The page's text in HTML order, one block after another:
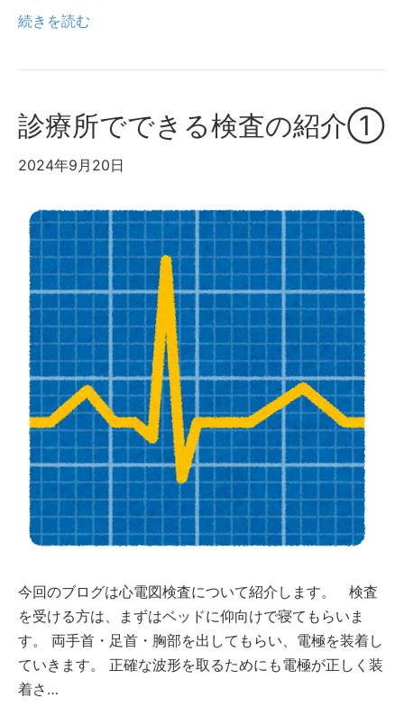
続きを読む
診療所でできる検査の紹介①
2024年9月20日
今回のブログは心電図検査について紹介します。 検査
を受ける方は、まずはベッドに仰向けで寝てもらいま
す。 両手首・足首・胸部を出してもらい、電極を装着し
ていきます。 正確な波形を取るためにも電極が正しく装
着さ…